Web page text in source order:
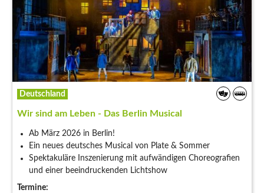
Deutschland
Wir sind am Leben - Das Berlin Musical
Ab März 2026 in Berlin!
Ein neues deutsches Musical von Plate & Sommer
Spektakuläre Inszenierung mit aufwändigen Choreografien
und einer beeindruckenden Lichtshow
Termine: